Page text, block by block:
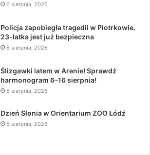
6 sierpnia, 2026
Policja zapobiegła tragedii w Piotrkowie.
23-latka jest już bezpieczna
6 sierpnia, 2026
Ślizgawki latem w Arenie! Sprawdź
harmonogram 6–16 sierpnia!
6 sierpnia, 2026
Dzień Słonia w Orientarium ZOO Łódź
6 sierpnia, 2026